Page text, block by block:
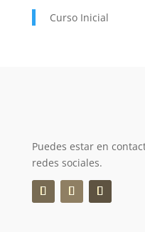
Curso Inicial
Puedes estar en
redes sociales.